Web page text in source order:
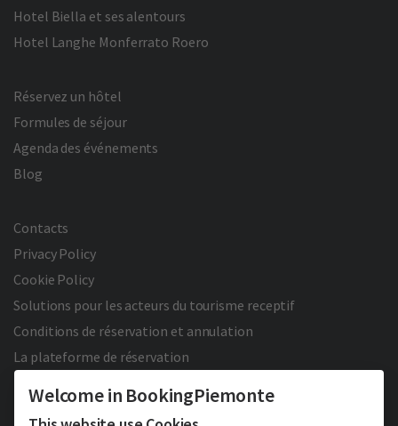
Hotel Biella et ses alentours
Hotel Langhe Monferrato Roero
Réservez un hôtel
Formules de séjour
Agenda des événements
Blog
Contacts
Privacy Policy
Cookie Policy
Solutions pour les acteurs du tourisme receptif
Conditions de réservation et annulation
La plateforme de réservation
Welcome in BookingPiemonte